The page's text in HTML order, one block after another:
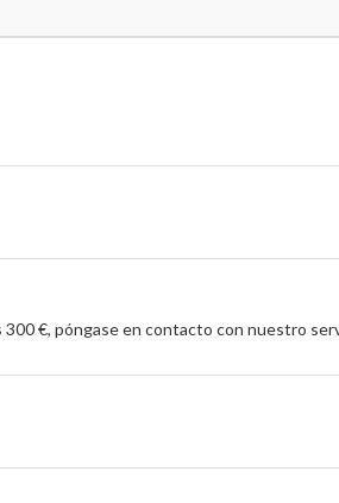
€, póngase en contacto con nuestro